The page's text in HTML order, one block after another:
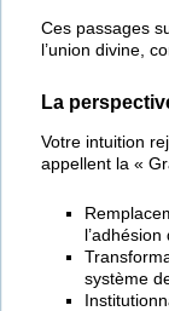
Ces passages
l’union divine,
La
Votre intuition
appellent la «
système